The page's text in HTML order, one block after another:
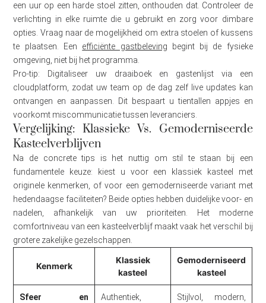
een uur op een harde stoel zitten, onthouden dat. Controleer de
verlichting in elke ruimte die u gebruikt en zorg voor dimbare
opties. Vraag naar de mogelijkheid om extra stoelen of kussens
te plaatsen. Een efficiënte gastbeleving begint bij de fysieke
omgeving, niet bij het programma.
Pro-tip: Digitaliseer uw draaiboek en gastenlijst via een
cloudplatform, zodat uw team op de dag zelf live updates kan
ontvangen en aanpassen. Dit bespaart u tientallen appjes en
voorkomt miscommunicatie tussen leveranciers.
Vergelijking: Klassieke Vs. Gemoderniseerde
Kasteelverblijven
Na de concrete tips is het nuttig om stil te staan bij een
fundamentele keuze: kiest u voor een klassiek kasteel met
originele kenmerken, of voor een gemoderniseerde variant met
hedendaagse faciliteiten? Beide opties hebben duidelijke voor- en
nadelen, afhankelijk van uw prioriteiten. Het moderne
comfortniveau van een kasteelverblijf maakt vaak het verschil bij
grotere zakelijke gezelschappen.
Kenmerk
Klassiek
kasteel
Gemoderniseerd
kasteel
Sfeer en
Authentiek,
Stijlvol, modern,